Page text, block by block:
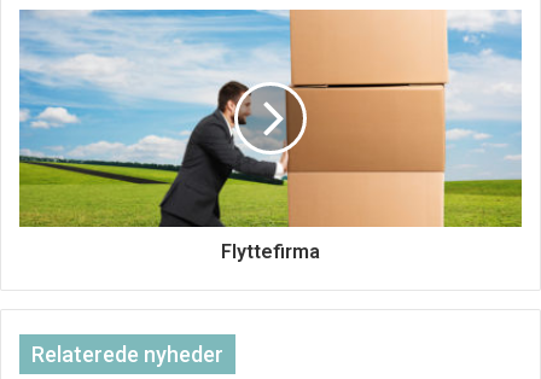
Fleksibel service
ITech-Rep laver altit-reparation
mobiltelefoner til computere og andre elektroniske dele.
in service. Du har altså mulighed for at komme ind i
butikken og aflevere din mobil og få den udleveret samme
sted igen – smart ikke? Så slipper du for at få den sendt og
Flyttefirma
Relaterede nyheder